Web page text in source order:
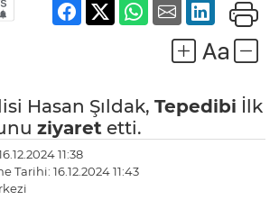
Hasan Şıldak, Tepedibi İlk
ziyaret etti.
11:38
Tarihi: 16.12.2024 11:43